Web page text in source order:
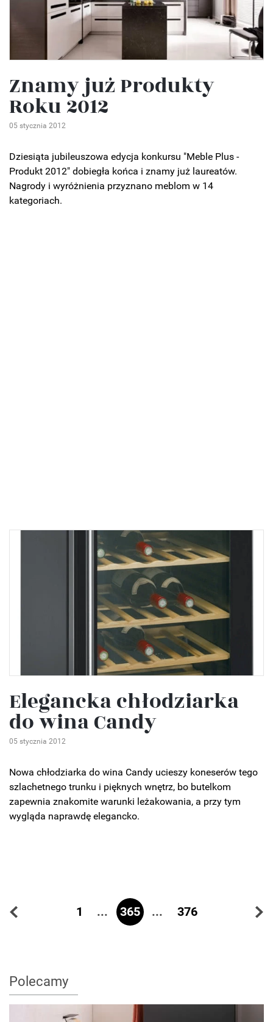
Znamy już Produkty
Roku 2012
05 stycznia 2012
Dziesiąta jubileuszowa edycja konkursu "Meble Plus -
Produkt 2012" dobiegła końca i znamy już laureatów.
Nagrody i wyróżnienia przyznano meblom w 14
kategoriach.
Elegancka chłodziarka
do wina Candy
05 stycznia 2012
Nowa chłodziarka do wina Candy ucieszy koneserów tego
szlachetnego trunku i pięknych wnętrz, bo butelkom
zapewnia znakomite warunki leżakowania, a przy tym
wygląda naprawdę elegancko.
1 ... 365 ... 376
Polecamy